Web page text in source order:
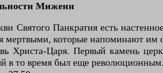
Миженн
Святого Панкратия есть
мертвыми, которые напоминают им
Христа-Царя. Первый камень
в то время был еще